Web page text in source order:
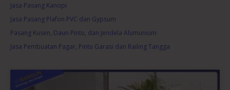
Jasa Pasang Kanopi
Jasa Pasang Plafon PVC dan Gypsum
Pasang Kusen, Daun Pintu, dan Jendela Alumunium
Jasa Pembuatan Pagar, Pintu Garasi dan Railing Tangga